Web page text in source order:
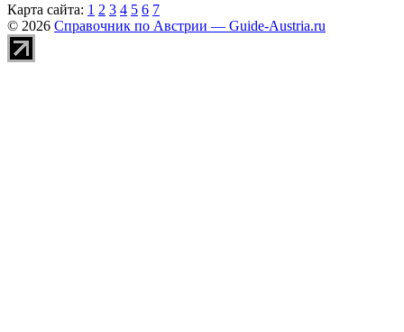
Карта сайта: 1 2 3 4 5 6 7
© 2026 Справочник по Австрии — Guide-Austria.ru